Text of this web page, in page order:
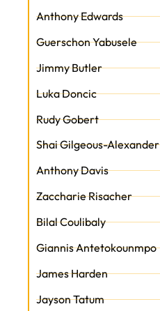
Anthony Edwards
Guerschon Yabusele
Jimmy Butler
Luka Doncic
Rudy Gobert
Shai Gilgeous-Alexander
Anthony Davis
Zaccharie Risacher
Bilal Coulibaly
Giannis Antetokounmpo
James Harden
Jayson Tatum